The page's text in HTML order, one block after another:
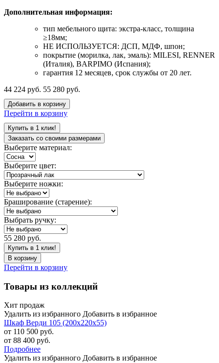
Дополнительная информация:
тип мебельного щита: экстра-класс, толщина
≥18мм;
НЕ ИСПОЛЬЗУЕТСЯ: ДСП, МДФ, шпон;
покрытие (морилка, лак, эмаль): MILESI, RENNER
(Италия), BARPIMO (Испания);
гарантия 12 месяцев, срок службы от 20 лет.
44 224 руб. 55 280 руб.
Добавить в корзину
Перейти в корзину
Купить в 1 клик!
Заказать со своими размерами
Выберите материал:
Выберите цвет:
Выберите ножки:
Браширование (старение):
Выбрать ручку:
55 280 руб.
Купить в 1 клик!
В корзину
Перейти в корзину
Товары из коллекций
Хит продаж
Удалить из избранного Добавить в избранное
Шкаф Верди 105 (200х220х55)
от 110 500 руб.
от 88 400 руб.
Подробнее
Удалить из избранного Добавить в избранное